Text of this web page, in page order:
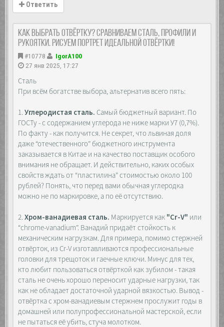
Ответить
Как выбрать отвёртку? Сравниваем сталь, профили и
рукоятки. Рисуем портрет идеальной отвёртки!
#10778
IgorA100
27 янв 2025, 17:27
Сталь
При всём богатстве выбора, альтернатив всего пять:
1.Углеродистая сталь. Самый бюджетный вариант. По
ГОСТу - с содержанием углерода не ниже марки У7 (0,7%).
По факту - как получится. Не секрет, что львиная доля
даже “отечественного” бюджетного инструмента
заказывается в Китае и на качество поставщик особого
внимания не обращает. И действительно, каких особых
свойств ждать от “пластилина” стоимостью около 100
рублей? Понять, что перед вами обычная углеродка
можно не по маркировке, а по её отсутствию.
2.Хром-ванадиевая сталь. Маркируется как "Cr-V" или
“chrome-vanadium”. Ванадий придаёт стойкость к
механическим нагрузкам. Для примера, помимо стержней
отвёрток, из Cr-V изготавливаются профессиональные
головки для трещоток и гаечные ключи. Минус для тех,
кто любит пользоваться отвёрткой как зубилом - такая
сталь не очень хорошо переносит ударные нагрузки, так
как не обладает достаточной ударной вязкостью. Вывод -
отвёртка с хром-ванадиевым стержнем прослужит годы в
домашней или полупрофессиональной мастерской, если
не пытаться её убить, стуча молотком.